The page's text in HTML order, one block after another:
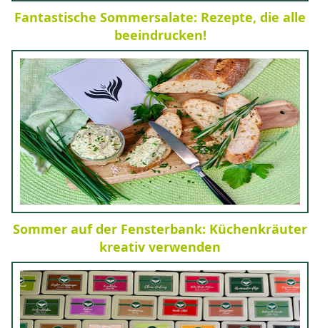
Fantastische Sommersalate: Rezepte, die alle
beeindrucken!
Sommer auf der Fensterbank: Küchenkräuter
kreativ verwenden